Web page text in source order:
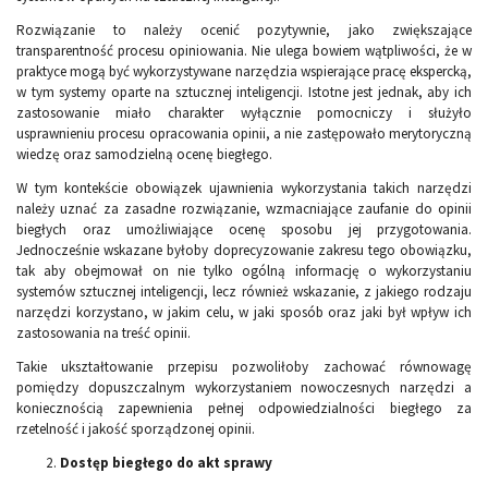
Rozwiązanie to należy ocenić pozytywnie, jako zwiększające
transparentność procesu opiniowania. Nie ulega bowiem wątpliwości, że w
praktyce mogą być wykorzystywane narzędzia wspierające pracę ekspercką,
w tym systemy oparte na sztucznej inteligencji. Istotne jest jednak, aby ich
zastosowanie miało charakter wyłącznie pomocniczy i służyło
usprawnieniu procesu opracowania opinii, a nie zastępowało merytoryczną
wiedzę oraz samodzielną ocenę biegłego.
W tym kontekście obowiązek ujawnienia wykorzystania takich narzędzi
należy uznać za zasadne rozwiązanie, wzmacniające zaufanie do opinii
biegłych oraz umożliwiające ocenę sposobu jej przygotowania.
Jednocześnie wskazane byłoby doprecyzowanie zakresu tego obowiązku,
tak aby obejmował on nie tylko ogólną informację o wykorzystaniu
systemów sztucznej inteligencji, lecz również wskazanie, z jakiego rodzaju
narzędzi korzystano, w jakim celu, w jaki sposób oraz jaki był wpływ ich
zastosowania na treść opinii.
Takie ukształtowanie przepisu pozwoliłoby zachować równowagę
pomiędzy dopuszczalnym wykorzystaniem nowoczesnych narzędzi a
koniecznością zapewnienia pełnej odpowiedzialności biegłego za
rzetelność i jakość sporządzonej opinii.
Dostęp biegłego do akt sprawy